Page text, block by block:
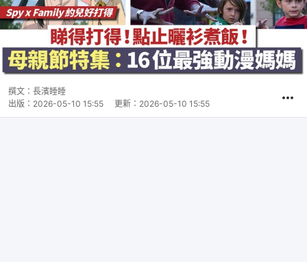
撰文： 長濱睡睡
出版： 2026-05-10 15:55 更新： 2026-05-10 15:55